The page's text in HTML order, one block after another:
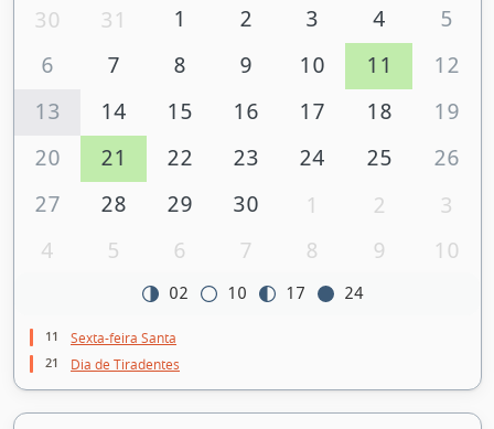
30 31 1 2 3 4
5
6
7 8 9 10 11
12
13
14 15 16 17 18
19
20
21 22 23 24 25
26
27
28 29 30 1 2
3
4
5 6 7 8 9 10
02 10 17 24
11 Sexta-feira Santa
21 Dia de Tiradentes